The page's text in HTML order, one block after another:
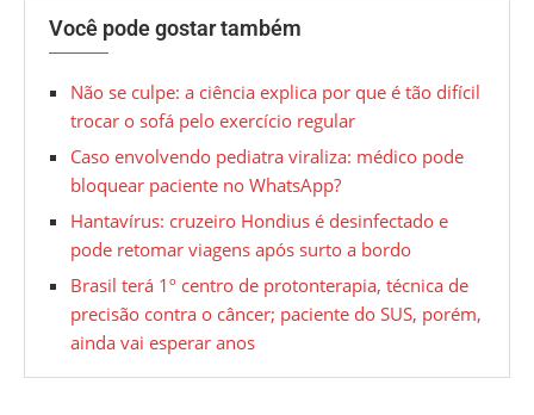
Você pode gostar também
Não se culpe: a ciência explica por que é tão difícil
trocar o sofá pelo exercício regular
Caso envolvendo pediatra viraliza: médico pode
bloquear paciente no WhatsApp?
Hantavírus: cruzeiro Hondius é desinfectado e
pode retomar viagens após surto a bordo
Brasil terá 1º centro de protonterapia, técnica de
precisão contra o câncer; paciente do SUS, porém,
ainda vai esperar anos